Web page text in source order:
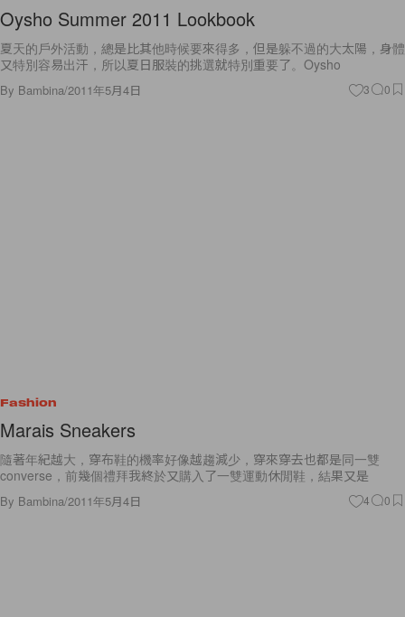
Oysho Summer 2011 Lookbook
夏天的戶外活動，總是比其他時候要來得多，但是躲不過的大太陽，身體
又特別容易出汗，所以夏日服裝的挑選就特別重要了。Oysho
By Bambina/2011年5月4日 3 0
Fashion
Marais Sneakers
隨著年紀越大，穿布鞋的機率好像越趨減少，穿來穿去也都是同一雙
converse，前幾個禮拜我終於又購入了一雙運動休閒鞋，結果又是
By Bambina/2011年5月4日 4 0